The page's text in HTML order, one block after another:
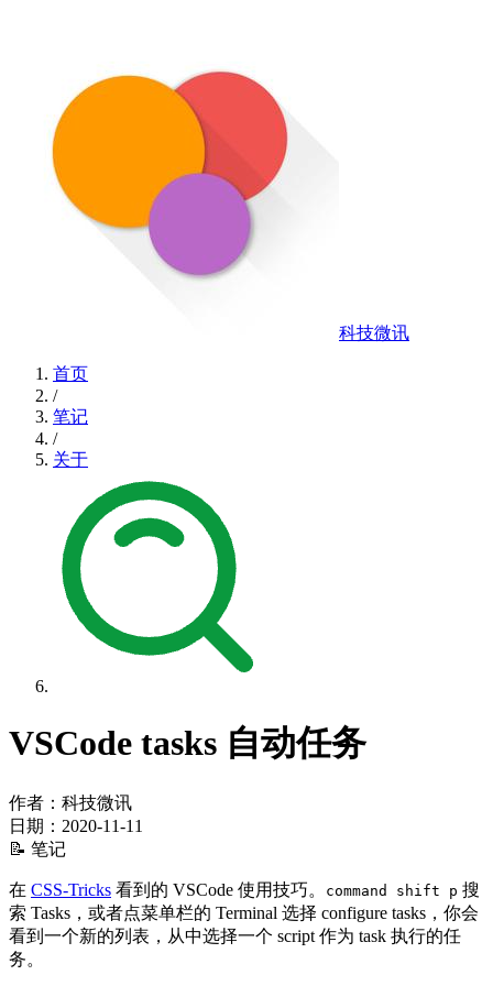
科技微讯
首页
/
笔记
/
关于
VSCode tasks 自动任务
作者：科技微讯
日期： 2020-11-11
📝 笔记
在 CSS-Tricks 看到的 VSCode 使用技巧。 command shift p 搜
索 Tasks，或者点菜单栏的 Terminal 选择 configure tasks，你会
看到一个新的列表，从中选择一个 script 作为 task 执行的任
务。